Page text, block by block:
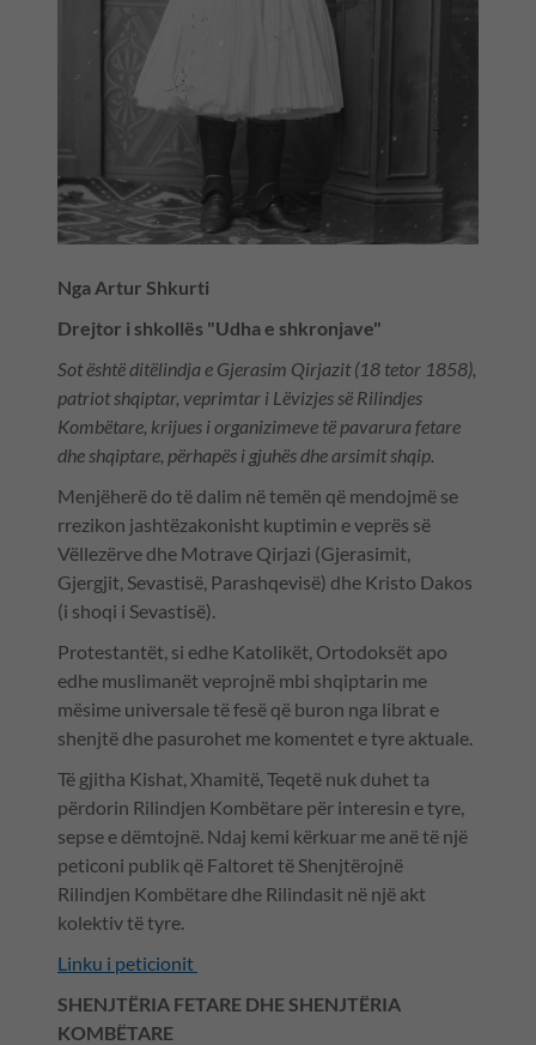
Nga Artur Shkurti
Drejtor i shkollës "Udha e shkronjave"
Sot është ditëlindja e Gjerasim Qirjazit (18 tetor 1858),
patriot shqiptar, veprimtar i Lëvizjes së Rilindjes
Kombëtare, krijues i organizimeve të pavarura fetare
dhe shqiptare, përhapës i gjuhës dhe arsimit shqip.
Menjëherë do të dalim në temën që mendojmë se
rrezikon jashtëzakonisht kuptimin e veprës së
Vëllezërve dhe Motrave Qirjazi (Gjerasimit,
Gjergjit, Sevastisë, Parashqevisë) dhe Kristo Dakos
(i shoqi i Sevastisë).
Protestantët, si edhe Katolikët, Ortodoksët apo
edhe muslimanët veprojnë mbi shqiptarin me
mësime universale të fesë që buron nga librat e
shenjtë dhe pasurohet me komentet e tyre aktuale.
Të gjitha Kishat, Xhamitë, Teqetë nuk duhet ta
përdorin Rilindjen Kombëtare për interesin e tyre,
sepse e dëmtojnë. Ndaj kemi kërkuar me anë të një
peticoni publik që Faltoret të Shenjtërojnë
Rilindjen Kombëtare dhe Rilindasit në një akt
kolektiv të tyre.
Linku i peticionit
SHENJTËRIA FETARE DHE SHENJTËRIA
KOMBËTARE